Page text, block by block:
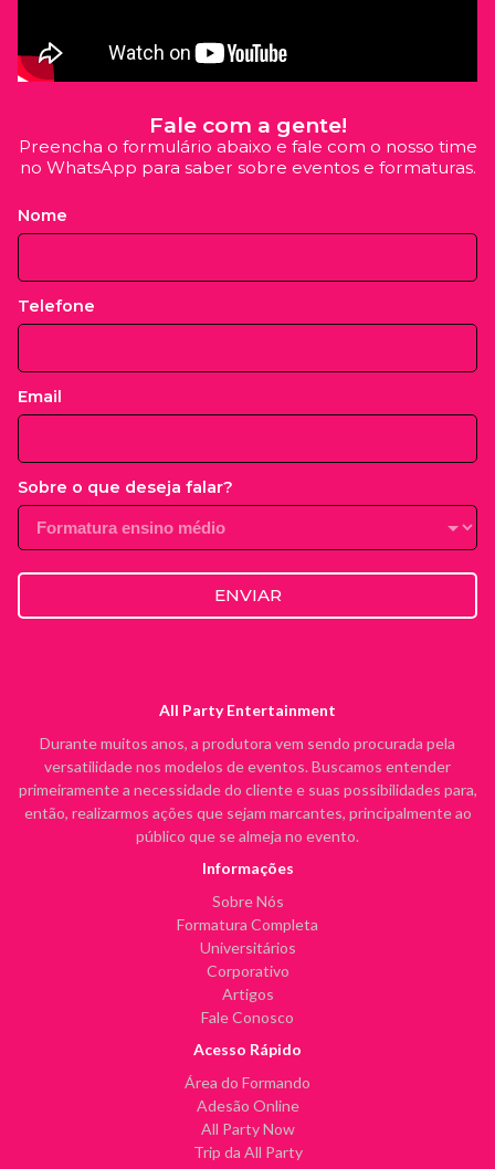
Fale com a gente!
Preencha o formulário abaixo e fale com o nosso time
no WhatsApp para saber sobre eventos e formaturas.
Nome
Telefone
Email
Sobre o que deseja falar?
ENVIAR
All Party Entertainment
Durante muitos anos, a produtora vem sendo procurada pela
versatilidade nos modelos de eventos. Buscamos entender
primeiramente a necessidade do cliente e suas possibilidades para,
então, realizarmos ações que sejam marcantes, principalmente ao
público que se almeja no evento.
Informações
Sobre Nós
Formatura Completa
Universitários
Corporativo
Artigos
Fale Conosco
Acesso Rápido
Área do Formando
Adesão Online
All Party Now
Trip da All Party